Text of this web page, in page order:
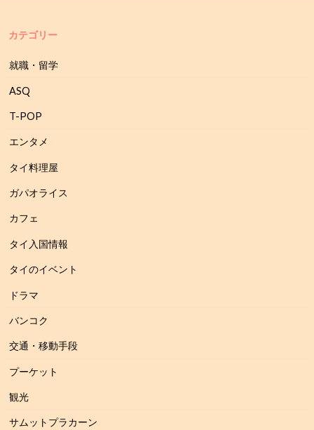
カテゴリー
就職・留学
ASQ
T-POP
エンタメ
タイ料理屋
ガパオライス
カフェ
タイ入国情報
タイのイベント
ドラマ
バンコク
交通・移動手段
プーケット
観光
サムットプラカーン